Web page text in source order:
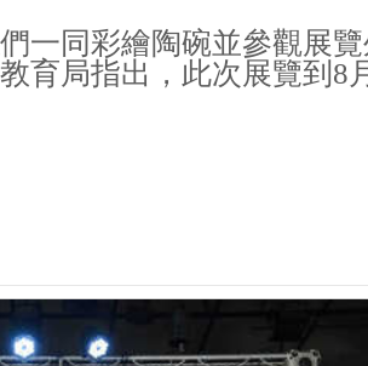
一同彩繪陶碗並參觀展
育局指出，此次展覽到8